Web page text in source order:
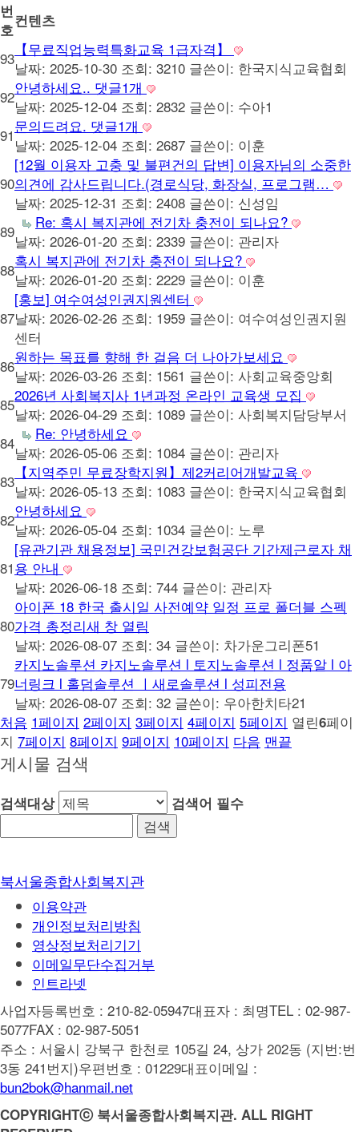
번
호컨텐츠
93 【무료직업능력특화교육 1급자격】
날짜: 2025-10-30 조회: 3210 글쓴이: 한국지식교육협회
92안녕하세요.. 댓글1개
날짜: 2025-12-04 조회: 2832 글쓴이: 수아1
91문의드려요. 댓글1개
날짜: 2025-12-04 조회: 2687 글쓴이: 이훈
90
[12월 이용자 고충 및 불편건의 답변] 이용자님의 소중한
의견에 감사드립니다.(경로식당, 화장실, 프로그램…
날짜: 2025-12-31 조회: 2408 글쓴이: 신성임
89
Re: 혹시 복지관에 전기차 충전이 되나요?
날짜: 2026-01-20 조회: 2339 글쓴이: 관리자
88혹시 복지관에 전기차 충전이 되나요?
날짜: 2026-01-20 조회: 2229 글쓴이: 이훈
87
[홍보] 여수여성인권지원센터
날짜: 2026-02-26 조회: 1959 글쓴이: 여수여성인권지원
센터
86원하는 목표를 향해 한 걸음 더 나아가보세요
날짜: 2026-03-26 조회: 1561 글쓴이: 사회교육중앙회
852026년 사회복지사 1년과정 온라인 교육생 모집
날짜: 2026-04-29 조회: 1089 글쓴이: 사회복지담당부서
84
Re: 안녕하세요
날짜: 2026-05-06 조회: 1084 글쓴이: 관리자
83 【지역주민 무료장학지원】제2커리어개발교육
날짜: 2026-05-13 조회: 1083 글쓴이: 한국지식교육협회
82안녕하세요
날짜: 2026-05-04 조회: 1034 글쓴이: 노루
81
[유관기관 채용정보] 국민건강보험공단 기간제근로자 채
용 안내
날짜: 2026-06-18 조회: 744 글쓴이: 관리자
80
아이폰 18 한국 출시일 사전예약 일정 프로 폴더블 스펙
가격 총정리새 창 열림
날짜: 2026-08-07 조회: 34 글쓴이: 차가운그리폰51
79
카지노솔루션 카지노솔루션 l 토지노솔루션 l 정품알 l 아
너링크 l 홀덤솔루션 ㅣ새로솔루션 l 성피전용
날짜: 2026-08-07 조회: 32 글쓴이: 우아한치타21
처음 1페이지 2페이지 3페이지 4페이지 5페이지 열린6페이
지 7페이지 8페이지 9페이지 10페이지 다음 맨끝
게시물 검색
검색대상 검색어 필수
북서울종합사회복지관
이용약관
개인정보처리방침
영상정보처리기기
이메일무단수집거부
인트라넷
사업자등록번호 : 210-82-05947대표자 : 최명TEL : 02-987-
5077FAX : 02-987-5051
주소 : 서울시 강북구 한천로 105길 24, 상가 202동 (지번:번
3동 241번지)우편번호 : 01229대표이메일 :
bun2bok@hanmail.net
COPYRIGHTⓒ 북서울종합사회복지관. ALL RIGHT